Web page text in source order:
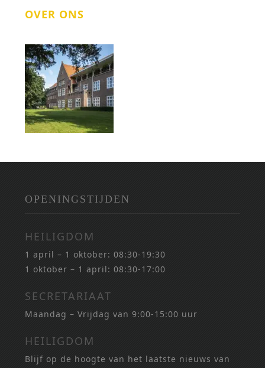
OVER ONS
OPENINGSTIJDEN
HEILIGDOM
1 april – 1 oktober: 08:30-19:30
1 oktober – 1 april: 08:30-17:00
SECRETARIAAT
Maandag – Vrijdag van 9:00-15:00 uur
HEILIGDOM
Blijf op de hoogte van het laatste nieuws van